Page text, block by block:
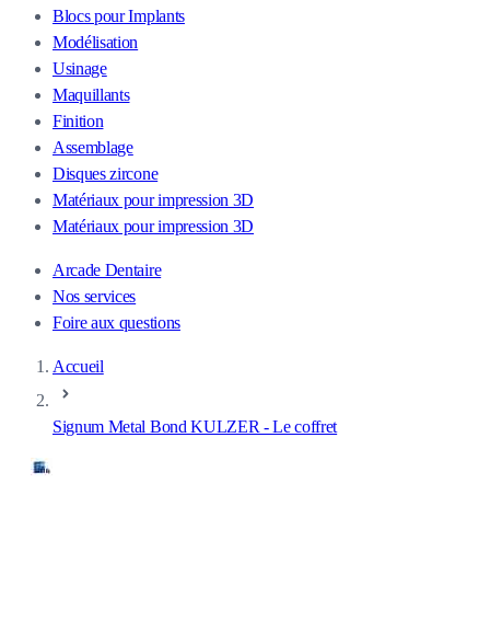
Blocs pour Implants
Modélisation
Usinage
Maquillants
Finition
Assemblage
Disques zircone
Matériaux pour impression 3D
Matériaux pour impression 3D
Arcade Dentaire
Nos services
Foire aux questions
Accueil
Signum Metal Bond KULZER - Le coffret